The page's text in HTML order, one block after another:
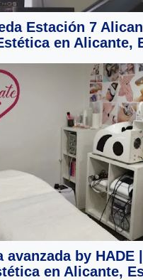
Estación 7
en Alicante,
avanzada by HADE
en Alicante,